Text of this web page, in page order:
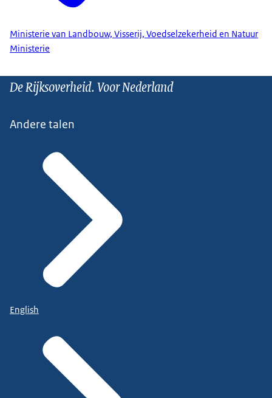
Ministerie van Landbouw, Visserij, Voedselzekerheid en Natuur
Ministerie
De Rijksoverheid. Voor Nederland
Andere talen
English